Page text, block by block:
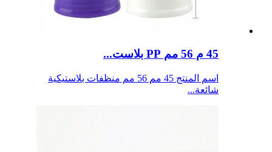
45 م 56 مم PP بلاست...
اسم المنتج 45 مم 56 مم منظفات بلاستيكية
شائعة...